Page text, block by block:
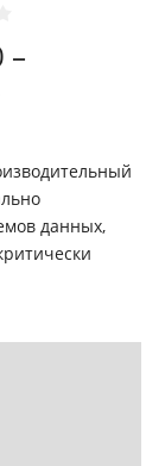
–
данных,